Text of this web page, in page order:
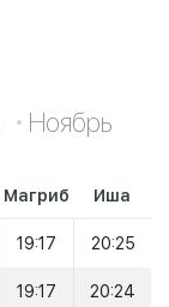
Ноябрь
Магриб Иша
19:17 20:25
19:17 20:24